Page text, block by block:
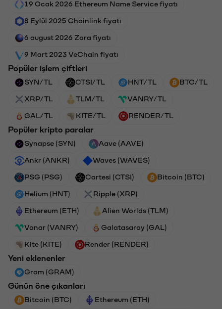
19 Ocak 2026 Ethereum Name Service fiyatı
8 Eylül 2025 Chainlink fiyatı
6 august 2026 Zora fiyatı
9 Mart 2023 VeChain fiyatı
Popüler işlem çiftleri
SYN/TL CTSI/TL HNT/TL BTC/TL
XRP/TL TLM/TL VANRY/TL
GAL/TL KITE/TL RENDER/TL
Popüler kripto paralar
Synapse (SYN) Aave (AAVE)
Ankr (ANKR) Waves (WAVES)
PSG (PSG) Cartesi (CTSI) Bitcoin (BTC)
Helium (HNT) Ripple (XRP)
Ethereum (ETH) Alien Worlds (TLM)
Vanar (VANRY) Galatasaray (GAL)
Kite (KITE) Render (RENDER)
Yeni eklenenler
Gram (GRAM)
Günün öne çıkanları
Bitcoin (BTC) Ethereum (ETH)